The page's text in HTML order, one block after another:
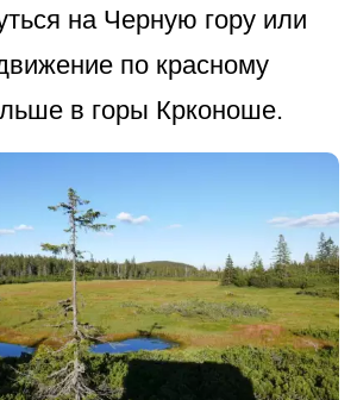
на Черную гору или
по красному
в горы Крконоше.